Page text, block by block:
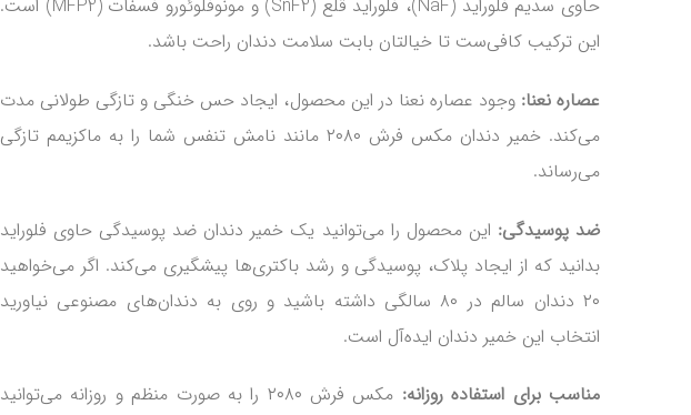
حاوی سدیم فلوراید (NaF)، فلوراید قلع (SnF2) و مونوفلوئورو فسفات (MFP2) است.
این ترکیب کافی‌ست تا خیالتان بابت سلامت دندان راحت باشد.
عصاره نعنا: وجود عصاره نعنا در این محصول، ایجاد حس خنگی و تازگی طولانی مدت
می‌کند. خمیر دندان مکس فرش ۲۰۸۰ مانند نامش تنفس شما را به ماکزیمم تازگی
می‌رساند.
ضد پوسیدگی: این محصول را می‌توانید یک خمیر دندان ضد پوسیدگی حاوی فلوراید
بدانید که از ایجاد پلاک، پوسیدگی و رشد باکتری‌ها پیشگیری می‌کند. اگر می‌خواهید
۲۰ دندان سالم در ۸۰ سالگی داشته باشید و روی به دندان‌های مصنوعی نیاورید
انتخاب این خمیر دندان ایده‌آل است.
مناسب برای استفاده روزانه:
مکس فرش ۲۰۸۰ را به صورت منظم و روزانه می‌توانید